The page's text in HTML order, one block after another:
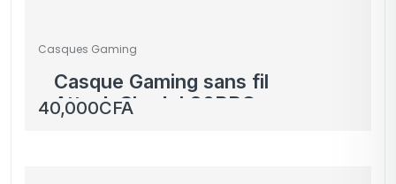
Casques Gaming
Casque Gaming sans fil
Attack Shark L80PRO –
Blanc
40,000CFA